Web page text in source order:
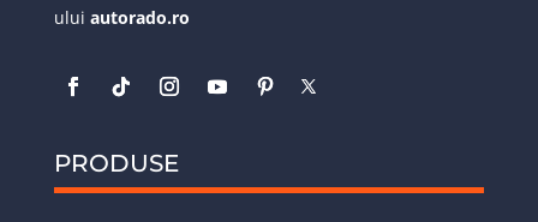
ului autorado.ro
PRODUSE